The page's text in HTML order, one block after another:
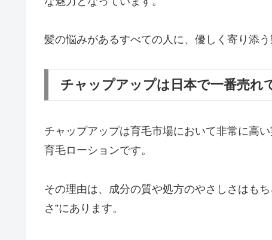
髪の悩みがあるすべての人に、優しく寄り添う
チャップアップは日本で一番売れ
チャップアップは育毛市場において非常に高
育毛ローションです。
その理由は、成分の質や処方のやさしさはも
さ”にあります。